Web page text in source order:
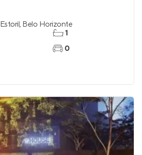
Estoril, Belo Horizonte
1
0